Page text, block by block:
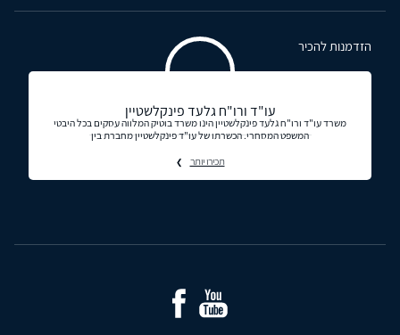
הזדמנות להכיר
עו"ד ורו"ח גלעד פינקלשטיין
משרד עו"ד ורו"ח גלעד פינקלשטיין הינו משרד בוטיק המלווה עסקים בכל היבטי
המשפט המסחרי. הכשרתו של עו"ד פינקלשטיין מחברת בין
תכירו יותר